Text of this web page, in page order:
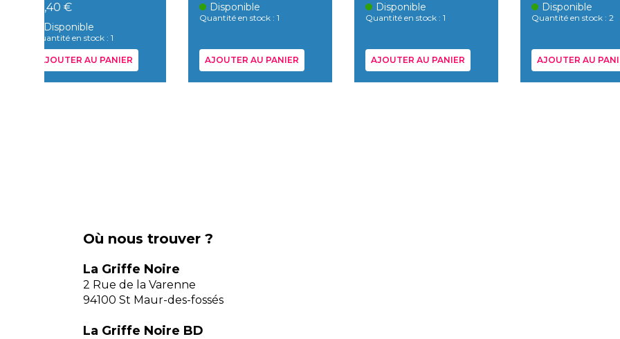
13,40 €
Disponible
Quantité en stock : 1
AJOUTER AU PANIER
Disponible
Quantité en stock : 1
AJOUTER AU PANIER
Disponible
Quantité en stock : 1
AJOUTER AU PANIER
Disponible
Quantité en stock : 2
AJOUTER AU
Où nous trouver ?
La Griffe Noire
2 Rue de la Varenne
94100 St Maur-des-fossés
La Griffe Noire BD